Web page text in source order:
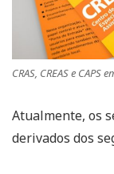
CRAS, CREAS e CAPS
Atualmente, os
derivados dos